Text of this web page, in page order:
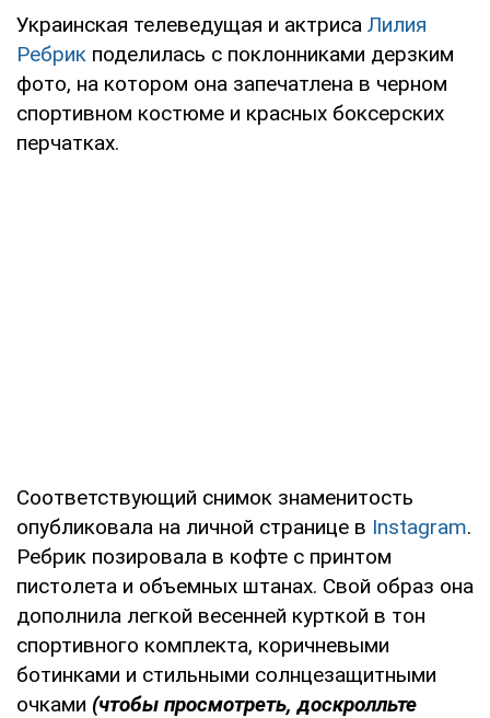
Украинская телеведущая и актриса Лилия
Ребрик поделилась с поклонниками дерзким
фото, на котором она запечатлена в черном
спортивном костюме и красных боксерских
перчатках.
Соответствующий снимок знаменитость
опубликовала на личной странице в Instagram.
Ребрик позировала в кофте с принтом
пистолета и объемных штанах. Свой образ она
дополнила легкой весенней курткой в тон
спортивного комплекта, коричневыми
ботинками и стильными солнцезащитными
очками (чтобы просмотреть, доскролльте